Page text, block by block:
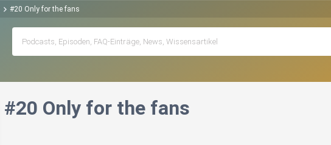
#20 Only for the fans
#20 Only for the fans